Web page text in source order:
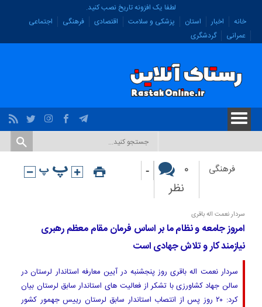
لطفا یک افزونه تاریخ نصب کنید.
خانه
اخبار استان پزشکی و سلامت اقتصادی فرهنگی
اجتماعی
عمرانی
گردشگری
فرهنگی
۰
نظر
-
سردار نعمت اله باقری
امروز جامعه و نظام ما بر اساس فرمان مقام معظم رهبری
نیازمند کار و تلاش جهادی است
سردار نعمت اله باقری روز پنجشنبه در آیین معارفه استاندار لرستان در
سالن جهاد کشاورزی با تشکر از فعالیت های استاندار سابق لرستان بیان
کرد: ۲۰ روز پس از انتصاب استاندار سابق لرستان رییس جهمور کشور